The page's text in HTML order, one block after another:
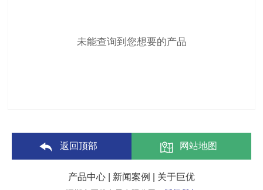
未能查询到您想要的产品
返回顶部 网站地图
产品中心 新闻案例 关于巨优